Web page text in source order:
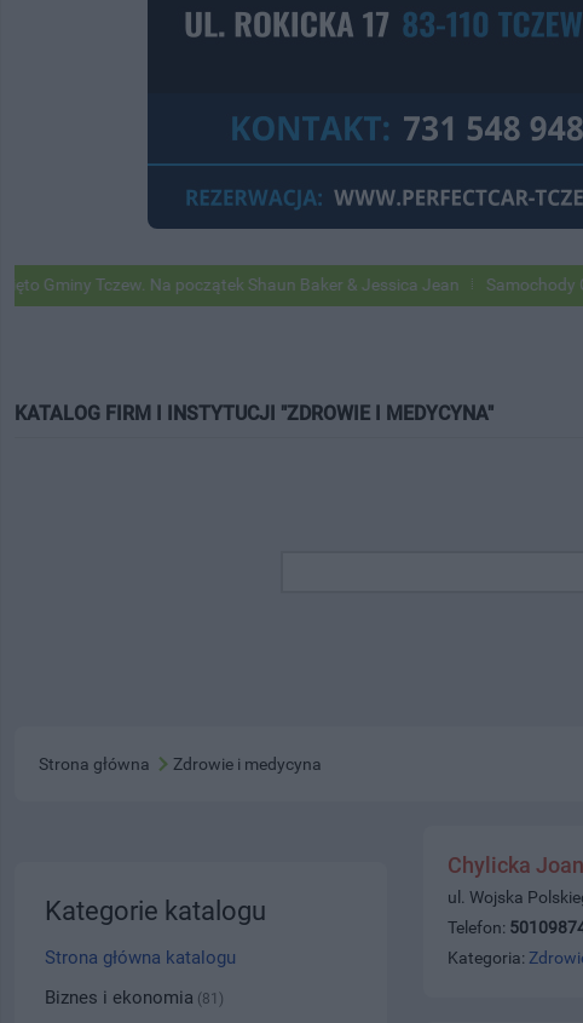
Tczew. Na początek Shaun Baker & Jessica Jean Samochody Google
KATALOG FIRM I INSTYTUCJI "ZDROWIE I MEDYCYNA"
Strona główna Zdrowie i medycyna
Chylicka
ul. Wojska
Telefon:
Kategoria:
Kategorie katalogu
Strona główna katalogu
Biznes i ekonomia (81)